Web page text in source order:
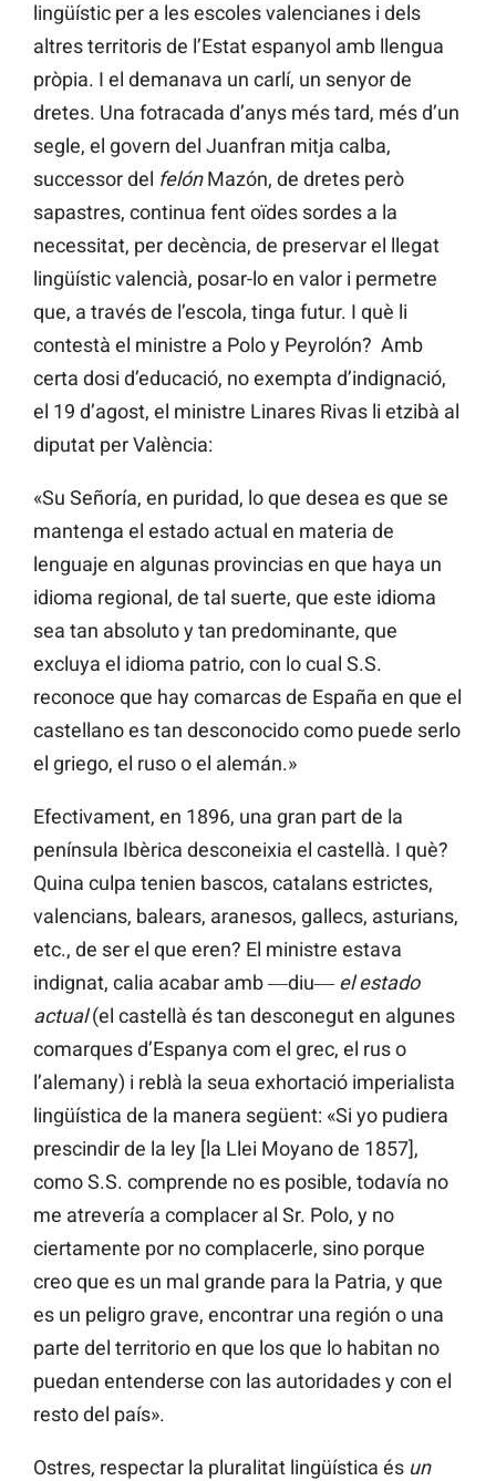
lingüístic per a les escoles valencianes i dels
altres territoris de l’Estat espanyol amb llengua
pròpia. I el demanava un carlí, un senyor de
dretes. Una fotracada d’anys més tard, més d’un
segle, el govern del Juanfran mitja calba,
successor del felónMazón, de dretes però
sapastres, continua fent oïdes sordes a la
necessitat, per decència, de preservar el llegat
lingüístic valencià, posar-lo en valor i permetre
que, a través de l’escola, tinga futur. I què li
contestà el ministre a Polo y Peyrolón? Amb
certa dosi d’educació, no exempta d’indignació,
el 19 d’agost, el ministre Linares Rivas li etzibà al
diputat per València:
«Su Señoría, en puridad, lo que desea es que se
mantenga el estado actual en materia de
lenguaje en algunas provincias en que haya un
idioma regional, de tal suerte, que este idioma
sea tan absoluto y tan predominante, que
excluya el idioma patrio, con lo cual S.S.
reconoce que hay comarcas de España en que el
castellano es tan desconocido como puede serlo
el griego, el ruso o el alemán.»
Efectivament, en 1896, una gran part de la
península Ibèrica desconeixia el castellà. I què?
Quina culpa tenien bascos, catalans estrictes,
valencians, balears, aranesos, gallecs, asturians,
etc., de ser el que eren? El ministre estava
indignat, calia acabar amb ―diu―el estado
actual(el castellà és tan desconegut en algunes
comarques d’Espanya com el grec, el rus o
l’alemany) i reblà la seua exhortació imperialista
lingüística de la manera següent: «Si yo pudiera
prescindir de la ley [la Llei Moyano de 1857],
como S.S. comprende no es posible, todavía no
me atrevería a complacer al Sr. Polo, y no
ciertamente por no complacerle, sino porque
creo que es un mal grande para la Patria, y que
es un peligro grave, encontrar una región o una
parte del territorio en que los que lo habitan no
puedan entenderse con las autoridades y con el
resto del país».
Ostres, respectar la pluralitat lingüística és un